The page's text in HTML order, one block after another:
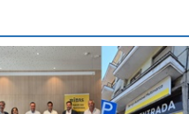
Alentejo, com viaturas T0, T8 e
TA em competição